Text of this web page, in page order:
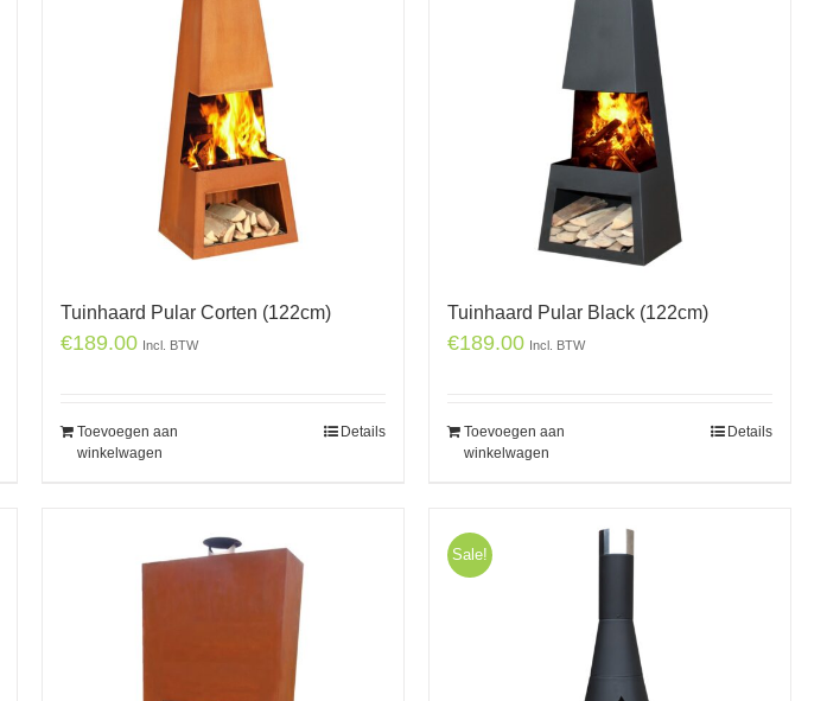
Tuinhaard Pular Corten (122cm)
€189.00 Incl. BTW
Toevoegen aan
winkelwagen
Details
Tuinhaard Pular Black (122cm)
€189.00 Incl. BTW
Toevoegen aan
winkelwagen
Details
Sale!